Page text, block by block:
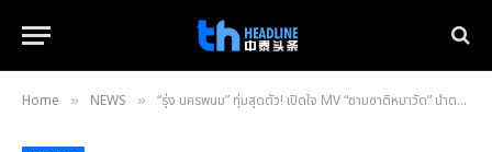
Home » NEWS » “รุ่ง นครพนม” ทุ่มสุดตัว! เปิดใจ MV “ซามซาติหมาวัด” น้ำตาแทบหมดตัว แลกอารมณ์สุดลึก